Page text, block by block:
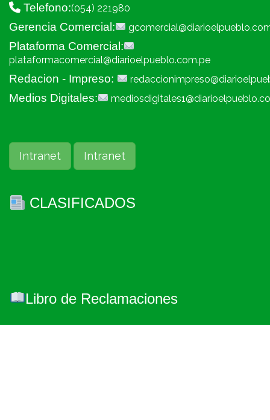
Telefono:(054) 221980
Gerencia Comercial:
Plataforma Comercial:
plataformacomercial@diarioelpueblo.com.pe
Redacion - Impreso:
Medios Digitales:
Intranet Intranet
CLASIFICADOS
Libro de Reclamaciones